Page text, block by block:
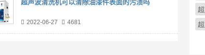
超声波清洗机可以清除油漆件表面的污渍吗
2022-06-27 4681